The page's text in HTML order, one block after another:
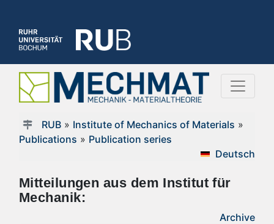
RUB» Institute of Mechanics of Materials »
Publications » Publication series
Deutsch
Mitteilungen aus dem Institut für
Mechanik:
Archive